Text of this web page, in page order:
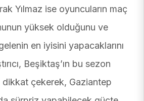
Yılmaz ise oyuncuların maç
yüksek olduğunu ve
en iyisini yapacaklarını
Beşiktaş’ın bu sezon
dikkat çekerek, Gaziantep